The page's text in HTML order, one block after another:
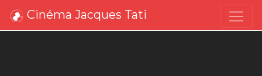
Cinéma Jacques Tati